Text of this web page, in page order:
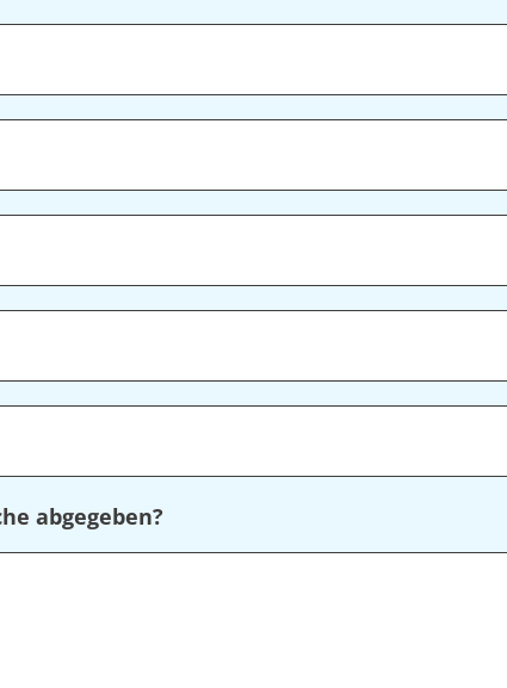
abgegeben?